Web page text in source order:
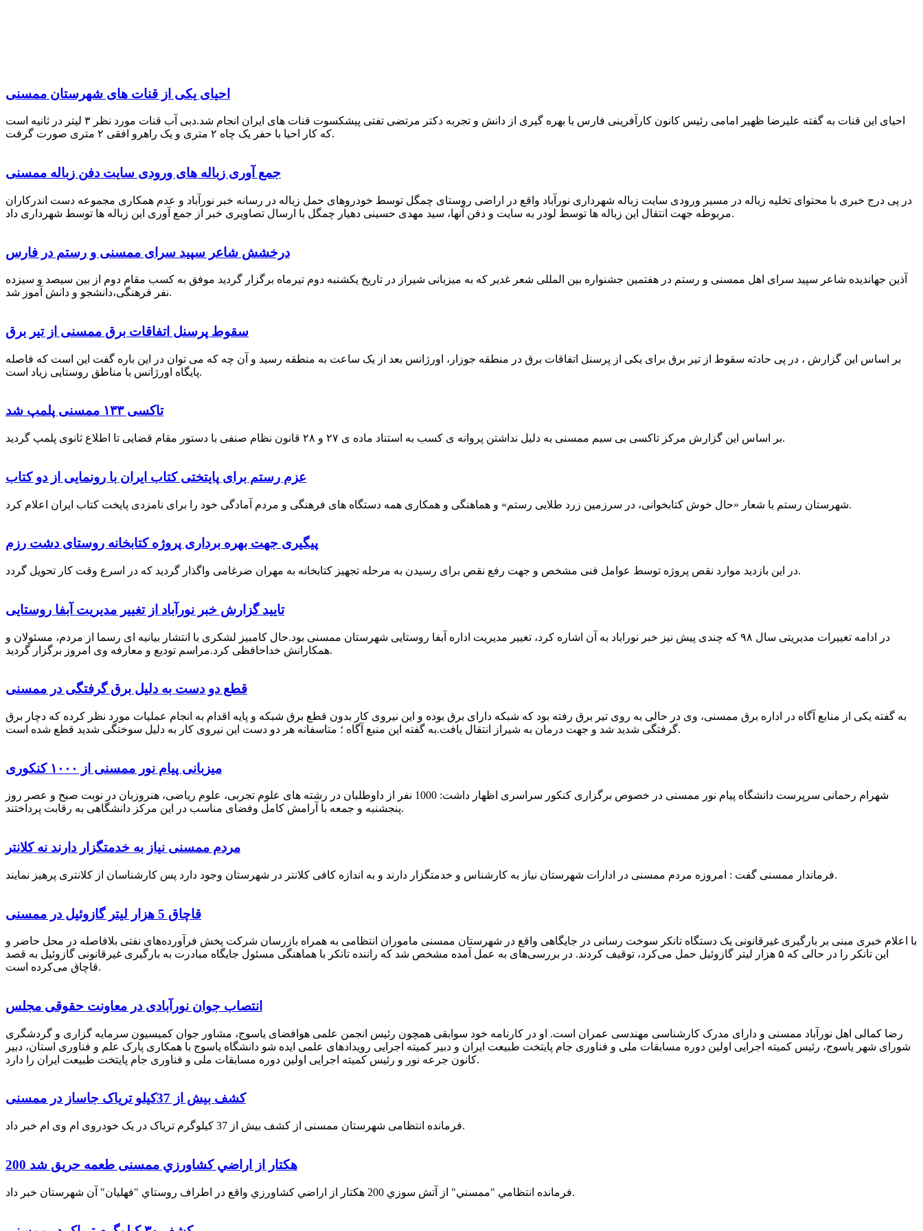
احیای یکی از قنات های شهرستان ممسنی
احیای این قنات به گفته علیرضا ظهیر امامی رئیس کانون کارآفرینی فارس با بهره گیری از دانش و تجربه دکتر مرتضی تفتی پیشکسوت قنات های ایران انجام شد.دبی آب قنات مورد نظر ۳ لیتر در ثانیه است
که کار احیا با حفر یک چاه ۲ متری و یک راهرو افقی ۲ متری صورت گرفت.
جمع آوری زباله های ورودی سایت دفن زباله ممسنی
در پی درج خبری با محتوای تخلیه زباله در مسیر ورودی سایت زباله شهرداری نورآباد واقع در اراضی روستای چمگل توسط خودروهای حمل زباله در رسانه خبر نورآباد و عدم همکاری مجموعه دست اندرکاران
مربوطه جهت انتقال این زباله ها توسط لودر به سایت و دفن آنها، سید مهدی حسینی دهیار چمگل با ارسال تصاویری خبر از جمع آوری این زباله ها توسط شهرداری داد.
درخشش شاعر سپید سرای ممسنی و رستم در فارس
آذین جهاندیده شاعر سپید سرای اهل ممسنی و رستم در هفتمین جشنواره بین المللی شعر غدیر که به میزبانی شیراز در تاریخ یکشنبه دوم تیرماه برگزار گردید موفق به کسب مقام دوم از بین سیصد و سیزده
نفر فرهنگی،دانشجو و دانش آموز شد.
سقوط پرسنل اتفاقات برق ممسنی از تیر برق
بر اساس این گزارش ، در پی حادثه سقوط از تیر برق برای یکی از پرسنل اتفاقات برق در منطقه جوزار، اورژانس بعد از یک ساعت به منطقه رسید و آن چه که می توان در این باره گفت این است که فاصله
پایگاه اورژانس با مناطق روستایی زیاد است.
تاکسی ۱۳۳ ممسنی پلمپ شد
بر اساس این گزارش مرکز تاکسی بی سیم ممسنی به دلیل نداشتن پروانه ی کسب به استناد ماده ی ۲۷ و ۲۸ قانون نظام صنفی با دستور مقام قضایی تا اطلاع ثانوی پلمپ گردید.
عزم رستم برای پایتختی کتاب ایران با رونمایی از دو کتاب
شهرستان رستم با شعار «حال خوش کتابخوانی، در سرزمین زرد طلایی رستم» و هماهنگی و همکاری همه دستگاه های فرهنگی و مردم آمادگی خود را برای نامزدی پایخت کتاب ایران اعلام کرد.
پیگیری جهت بهره برداری پروژه کتابخانه روستای دشت رزم
در این بازدید موارد نقص پروژه توسط عوامل فنی مشخص و جهت رفع نقص برای رسیدن به مرحله تجهیز کتابخانه به مهران ضرغامی واگذار گردید که در اسرع وقت کار تحویل گردد.
تایید گزارش خبر نورآباد از تغییر مدیریت آبفا روستایی
در ادامه تغییرات مدیریتی سال ۹۸ که چندی پیش نیز خبر نوراباد به آن اشاره کرد، تغییر مدیریت اداره آبفا روستایی شهرستان ممسنی بود.حال کامبیز لشکری با انتشار بیانیه ای رسما از مردم، مسئولان و
همکارانش خداحافظی کرد.مراسم تودیع و معارفه وی امروز برگزار گردید.
قطع دو دست به دلیل برق گرفتگی در ممسنی
به گفته یکی از منابع آگاه در اداره برق ممسنی، وی در حالی به روی تیر برق رفته بود که شبکه دارای برق بوده و این نیروی کار بدون قطع برق شبکه و پایه اقدام به انجام عملیات مورد نظر کرده که دچار برق
گرفتگی شدید شد و جهت درمان به شیراز انتقال یافت.به گفته این منبع آگاه ؛ متاسفانه هر دو دست این نیروی کار به دلیل سوختگی شدید قطع شده است.
میزبانی پیام نور ممسنی از ۱۰۰۰ کنکوری
شهرام رحمانی سرپرست دانشگاه پیام نور ممسنی در خصوص برگزاری کنکور سراسری اظهار داشت: 1000 نفر از داوطلبان در رشته های علوم تجربی، علوم ریاضی، هنروزبان در نوبت صبح و عصر روز
پنجشنبه و جمعه با آرامش کامل وفضای مناسب در این مرکز دانشگاهی به رقابت پرداختند.
مردم ممسنی نیاز به خدمتگزار دارند نه کلانتر
فرماندار ممسنی گفت : امروزه مردم ممسنی در ادارات شهرستان نیاز به کارشناس و خدمتگزار دارند و به اندازه کافی کلانتر در شهرستان وجود دارد پس کارشناسان از کلانتری پرهیز نمایند.
قاچاق 5 هزار لیتر گازوئیل در ممسنی
با اعلام خبری مبنی بر بارگیری غیرقانونی یک دستگاه تانکر سوخت رسانی در جایگاهی واقع در شهرستان ممسنی ماموران انتظامی به همراه بازرسان شرکت پخش فرآورده‌های نفتی بلافاصله در محل حاضر و
این تانکر را در حالی که ۵ هزار لیتر گازوئیل حمل می‌کرد، توقیف کردند. در بررسی‌های به عمل آمده مشخص شد که راننده تانکر با هماهنگی مسئول جایگاه مبادرت به بارگیری غیرقانونی گازوئیل به قصد
قاچاق می‌کرده است.
انتصاب جوان نورآبادی در معاونت حقوقی مجلس
رضا کمالی اهل نورآباد ممسنی و دارای مدرک کارشناسی مهندسی عمران است. او در کارنامه خود سوابقی همچون رئیس انجمن علمی هوافضای یاسوج، مشاور جوان کمیسیون سرمایه گزاری و گردشگری
شورای شهر یاسوج، رئیس کمیته اجرایی اولین دوره مسابقات ملی و فناوری جام پایتخت طبیعت ایران و دبیر کمیته اجرایی رویدادهای علمی ایده شو دانشگاه یاسوج با همکاری پارک علم و فناوری استان، دبیر
کانون جرعه نور و رئیس کمیته اجرایی اولین دوره مسابقات ملی و فناوری جام پایتخت طبیعت ایران را دارد.
کشف بیش از 37کیلو تریاک جاساز در ممسنی
فرمانده انتظامی شهرستان ممسنی از کشف بیش از 37 کیلوگرم تریاک در یک خودروی ام وی ام خبر داد.
200 هكتار از اراضي كشاورزي ممسنی طعمه حریق شد
فرمانده انتظامي "ممسني" از آتش سوزي 200 هكتار از اراضي كشاورزي واقع در اطراف روستاي "فهلیان" آن شهرستان خبر داد.